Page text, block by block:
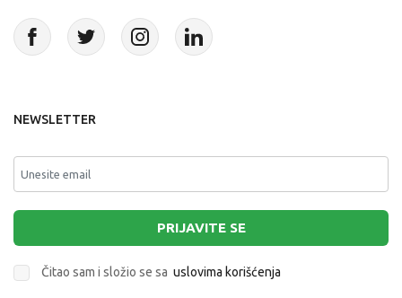
NEWSLETTER
PRIJAVITE SE
Čitao sam i složio se sa uslovima korišćenja